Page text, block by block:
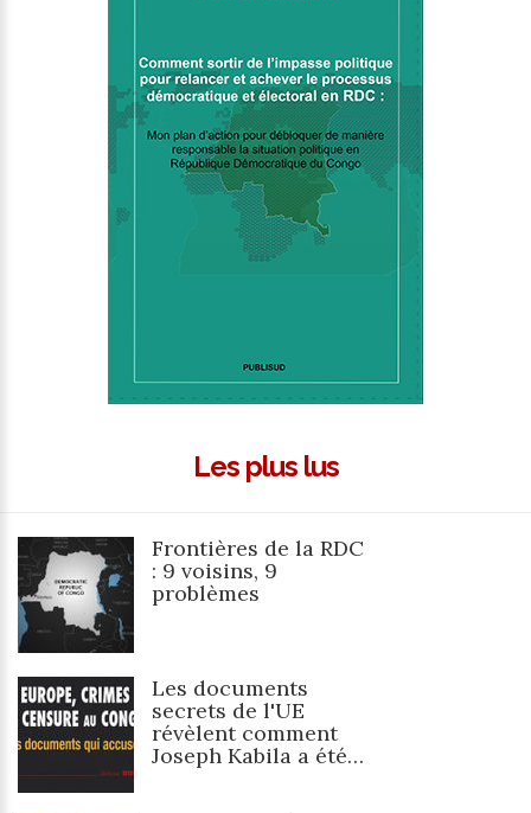
Les plus lus
Frontières de la RDC
: 9 voisins, 9
problèmes
Les documents
secrets de l'UE
révèlent comment
Joseph Kabila a été…